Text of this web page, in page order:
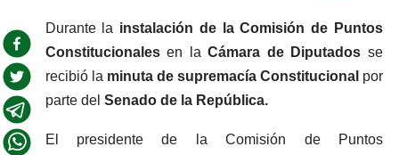
Durante la instalación de la Comisión de Puntos
Constitucionales en la Cámara de Diputados se
recibió la minuta de supremacía Constitucional por
parte del Senado de la República.
El presidente de la Comisión de Puntos